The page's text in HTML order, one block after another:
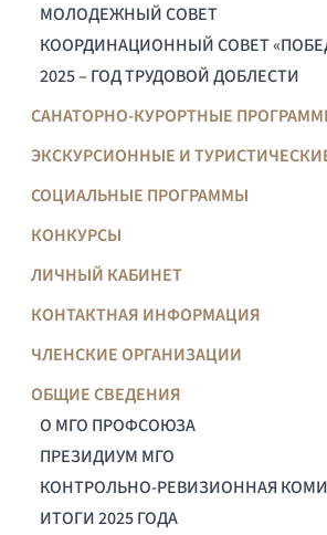
МОЛОДЕЖНЫЙ СОВЕТ
КООРДИНАЦИОННЫЙ СОВЕТ
2025 – ГОД ТРУДОВОЙ ДОБЛЕСТИ
САНАТОРНО-КУРОРТНЫЕ
ЭКСКУРСИОННЫЕ И
СОЦИАЛЬНЫЕ ПРОГРАММЫ
КОНКУРСЫ
ЛИЧНЫЙ КАБИНЕТ
КОНТАКТНАЯ ИНФОРМАЦИЯ
ЧЛЕНСКИЕ ОРГАНИЗАЦИИ
ОБЩИЕ СВЕДЕНИЯ
О МГО ПРОФСОЮЗА
ПРЕЗИДИУМ МГО
КОНТРОЛЬНО-РЕВИЗИОННАЯ
ИТОГИ 2025 ГОДА